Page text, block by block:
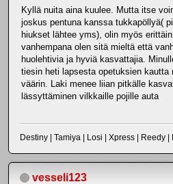
Kyllä nuita aina kuulee. Mutta itse
joskus pentuna kanssa tukkapöllyä(
hiukset lähtee yms), olin myös
vanhempana olen sitä mieltä että
huolehtivia ja hyviä kasvattajia.
tiesin heti lapsesta opetuksien kautta
väärin. Laki menee liian pitkälle
lässyttäminen vilkkaille pojille auta
Destiny | Tamiya | Losi | Xpress | Reedy |
vesseli123